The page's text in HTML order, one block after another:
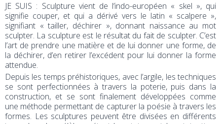
JE SUIS : Sculpture vient de l’indo-européen « skel », qui
signifie couper, et qui a dérivé vers le latin « scalpere »,
signifiant « tailler, déchirer », donnant naissance au mot
sculpter. La sculpture est le résultat du fait de sculpter. C’est
l’art de prendre une matière et de lui donner une forme, de
la déchirer, d’en retirer l’excédent pour lui donner la forme
attendue.
Depuis les temps préhistoriques, avec l’argile, les techniques
se sont perfectionnées à travers la poterie, puis dans la
construction, et se sont finalement développées comme
une méthode permettant de capturer la poésie à travers les
formes. Les sculptures peuvent être divisées en différents